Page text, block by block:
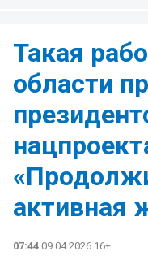
Такая
области
активная
07:44 09.04.2026 16+